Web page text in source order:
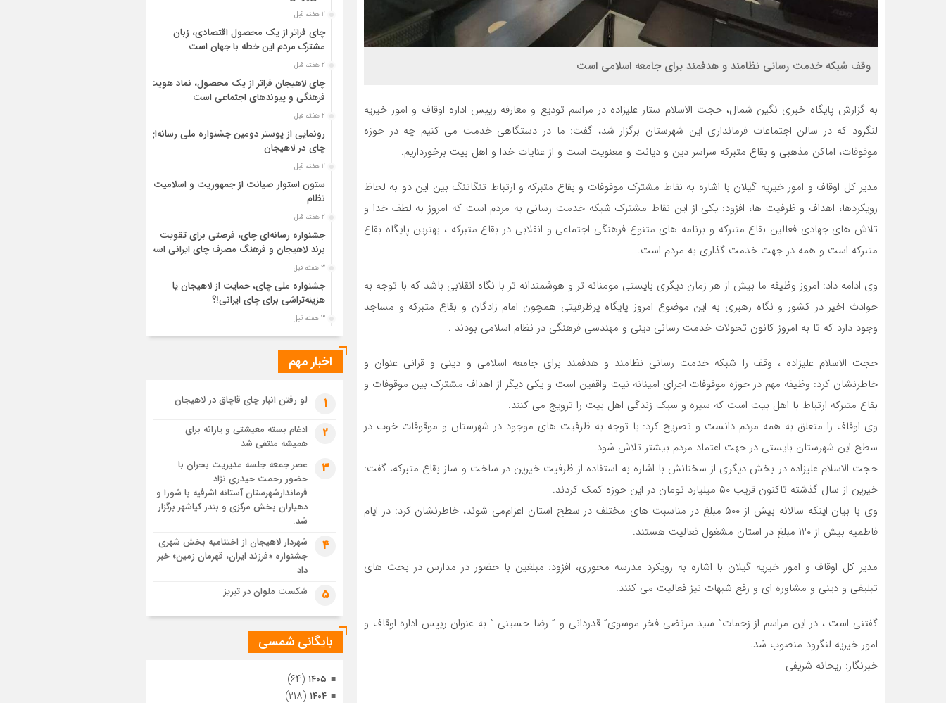
وقف شبکه خدمت رسانی نظامند و هدفمند برای جامعه اسلامی است
به گزارش پایگاه خبری نگین شمال، حجت الاسلام ستار علیزاده در مراسم تودیع و معارفه رییس اداره اوقاف و امور خیریه
لنگرود که در سالن اجتماعات فرمانداری این شهرستان برگزار شد، گفت: ما در دستگاهی خدمت می کنیم چه در حوزه
موقوفات، اماکن مذهبی و بقاع متبرکه سراسر دین و دیانت و معنویت است و از عنایات خدا و اهل بیت برخورداریم.
مدیر کل اوقاف و امور خیریه گیلان با اشاره به نقاط مشترک موقوفات و بقاع متبرکه و ارتباط تنگاتنگ بین این دو به لحاظ
رویکردها، اهداف و ظرفیت ها، افزود: یکی از این نقاط مشترک شبکه خدمت رسانی به مردم است که امروز به لطف خدا و
تلاش های جهادی فعالین بقاع متبرکه و برنامه های متنوع فرهنگی اجتماعی و انقلابی در بقاع متبرکه ، بهترین پایگاه بقاع
متبرکه است و همه در جهت خدمت گذاری به مردم است.
وی ادامه داد: امروز وظیفه ما بیش از هر زمان دیگری بایستی مومنانه تر و هوشمندانه تر با نگاه انقلابی باشد که با توجه به
حوادث اخیر در کشور و نگاه رهبری به این موضوع امروز پایگاه پرظرفیتی همچون امام زادگان و بقاع متبرکه و مساجد
وجود دارد که تا به امروز کانون تحولات خدمت رسانی دینی و مهندسی فرهنگی در نظام اسلامی بودند .
حجت الاسلام علیزاده ، وقف را شبکه خدمت رسانی نظامند و هدفمند برای جامعه اسلامی و دینی و قرانی عنوان و
خاطرنشان کرد: وظیفه مهم در حوزه موقوفات اجرای امینانه نیت واقفین است و یکی دیگر از اهداف مشترک بین موقوفات و
بقاع متبرکه ارتباط با اهل بیت است که سیره و سبک زندگی اهل بیت را ترویج می کنند.
وی اوقاف را متعلق به همه مردم دانست و تصریح کرد: با توجه به ظرفیت های موجود در شهرستان و موقوفات خوب در
سطح این شهرستان بایستی در جهت اعتماد مردم بیشتر تلاش شود.
حجت الاسلام علیزاده در بخش دیگری از سخنانش با اشاره به استفاده از ظرفیت خیرین در ساخت و ساز بقاع متبرکه، گفت:
خیرین از سال گذشته تاکنون قریب ۵۰ میلیارد تومان در این حوزه کمک کردند.
وی با بیان اینکه سالانه بیش از ۵۰۰ مبلغ در مناسبت های مختلف در سطح استان اعزام‌می شوند، خاطرنشان کرد: در ایام
فاطمیه بیش از ۱۲۰ مبلغ در استان مشغول فعالیت هستند.
مدیر کل اوقاف و امور خیریه گیلان با اشاره به رویکرد مدرسه محوری، افزود: مبلغین با حضور در مدارس در بحث های
تبلیغی و دینی و مشاوره ای و رفع شبهات نیز فعالیت می کنند.
گفتنی است ، در این مراسم از زحمات” سید مرتضی فخر موسوی” قدردانی و ” رضا حسینی ” به عنوان رییس اداره اوقاف و
امور خیریه لنگرود منصوب شد.
خبرنگار: ریحانه شریفی
2 هفته قبل
چای فراتر از یک محصول اقتصادی، زبان
مشترک مردم این خطه با جهان است
2 هفته قبل
چای لاهیجان فراتر از یک محصول، نماد هویت
فرهنگی و پیوندهای اجتماعی است
2 هفته قبل
رونمایی از پوستر دومین جشنواره ملی رسانه‌ای
چای در لاهیجان
2 هفته قبل
ستون استوار صیانت از جمهوریت و اسلامیت
نظام
2 هفته قبل
جشنواره رسانه‌ای چای، فرصتی برای تقویت
برند لاهیجان و فرهنگ مصرف چای ایرانی است
3 هفته قبل
جشنواره ملی چای، حمایت از لاهیجان یا
هزینه‌تراشی برای چای ایرانی!؟
3 هفته قبل
پیکر مطهر رهبر شهید انقلاب در حرم مطهر
رضوی آرام گرفت
آخر در آستان امام رئوف
تصاویر هوایی مراسم تشییع پیکر مطهر آقای
شهید ایران – مشهد
3 هفته قبل
مراسم تشییع پیکر مطهر آقای شهید ایران –
مشهد
تصاویری از تراکم جمعیت حاضر در میدان
ثورهالعشرین نجف اشرف
اخبار مهم
1 لو رفتن انبار چای قاچاق در لاهیجان
2
ادغام بسته معیشتی و یارانه برای
همیشه منتفی شد
3
عصر جمعه جلسه مدیریت بحران با
حضور رحمت حیدری نژاد
فرماندارشهرستان آستانه اشرفیه با شورا و
دهیاران بخش مرکزی و بندر کیاشهر برگزار
شد.
4
شهردار لاهیجان از اختتامیه بخش شهری
جشنواره «فرزند ایران، قهرمان زمین» خبر
داد
5 شکست ملوان در تبریز
بایگانی شمسی
۱۴۰۵ (۶۴)
۱۴۰۴ (۲۱۸)